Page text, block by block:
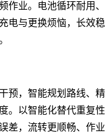
作业。电池循环耐用、
电与更换烦恼，长效稳
预，智能规划路线、精
。以智能化替代重复性
差，流转更顺畅、作业